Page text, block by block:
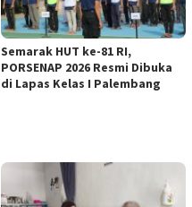
Semarak HUT ke-81 RI,
PORSENAP 2026 Resmi Dibuka
di Lapas Kelas I Palembang